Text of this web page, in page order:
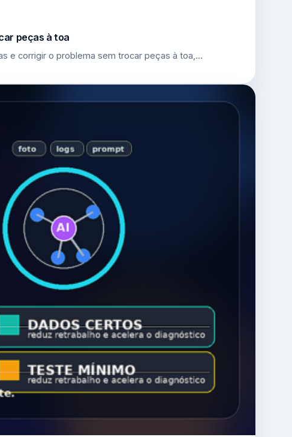
peças à toa
e corrigir o problema sem trocar peças à toa,…